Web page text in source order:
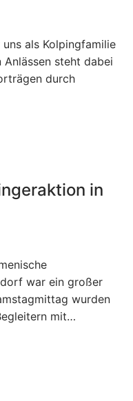
als Kolpingfamilie
Anlässen steht dabei
durch
in
war ein großer
wurden
mit…